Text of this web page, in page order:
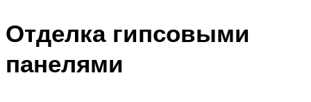
Отделка гипсовыми
панелями